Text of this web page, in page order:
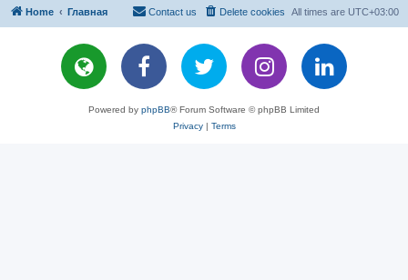
Home Главная All times are UTC+03:00
Delete cookies
Contact us
Powered by phpBB® Forum Software © phpBB Limited
Privacy| Terms